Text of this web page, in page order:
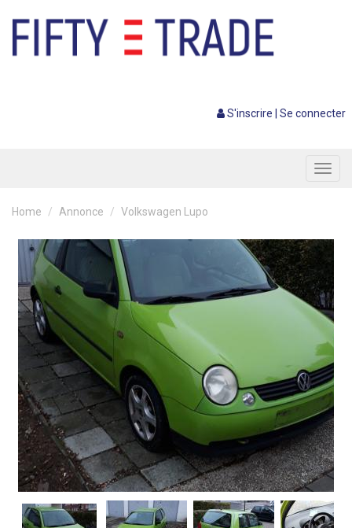
S'inscrire Se connecter
Home Annonce Volkswagen Lupo